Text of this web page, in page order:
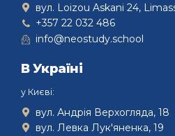
вул. Loizou Askani 24,
+357 22 032 486
info@neostudy.school
В Україні
у Києві:
вул. Андрія Верхогляда, 18
вул. Левка Лук'яненка, 19